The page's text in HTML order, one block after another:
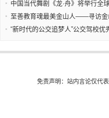
中国当代舞剧《龙·舟》将举行全
至善教育魂最美金山人——寻访金
“新时代的公交追梦人”公交驾校优
免责声明：站内言论仅代